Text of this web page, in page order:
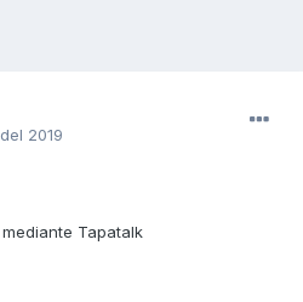
2019
Tapatalk